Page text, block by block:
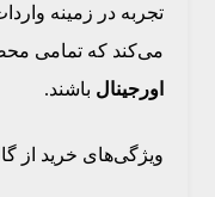
تجربه در زمینه
می‌کند که تمامی
اورجینال باشند.
ویژگی‌های خرید از